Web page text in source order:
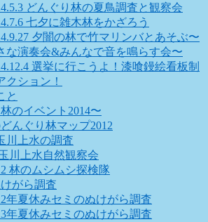
どんぐり林の夏鳥調査と観察会
七夕に雑木林をかざろう
夕闇の林で竹マリンバとあそぶ〜
な演奏会&みんなで音を鳴らす会〜
選挙に行こうよ！漆喰鏝絵看板制
クション！
と
のイベント2014〜
んぐり林マップ2012
川上水の調査
川上水自然観察会
林のムシムシ探検隊
がら調査
年夏休みセミのぬけがら調査
年夏休みセミのぬけがら調査